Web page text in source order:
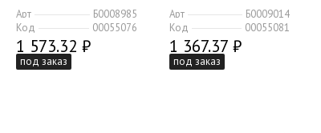
(18/360)
Арт
Б0008985
Код
00055076
1 573.32 ₽
под заказ
Арт
Б0009014
Код
00055081
1 367.37 ₽
под заказ